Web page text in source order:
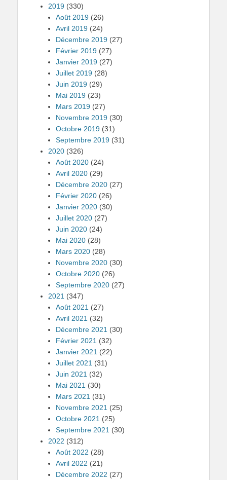
2019 (330)
Août 2019 (26)
Avril 2019 (24)
Décembre 2019 (27)
Février 2019 (27)
Janvier 2019 (27)
Juillet 2019 (28)
Juin 2019 (29)
Mai 2019 (23)
Mars 2019 (27)
Novembre 2019 (30)
Octobre 2019 (31)
Septembre 2019 (31)
2020 (326)
Août 2020 (24)
Avril 2020 (29)
Décembre 2020 (27)
Février 2020 (26)
Janvier 2020 (30)
Juillet 2020 (27)
Juin 2020 (24)
Mai 2020 (28)
Mars 2020 (28)
Novembre 2020 (30)
Octobre 2020 (26)
Septembre 2020 (27)
2021 (347)
Août 2021 (27)
Avril 2021 (32)
Décembre 2021 (30)
Février 2021 (32)
Janvier 2021 (22)
Juillet 2021 (31)
Juin 2021 (32)
Mai 2021 (30)
Mars 2021 (31)
Novembre 2021 (25)
Octobre 2021 (25)
Septembre 2021 (30)
2022 (312)
Août 2022 (28)
Avril 2022 (21)
Décembre 2022 (27)